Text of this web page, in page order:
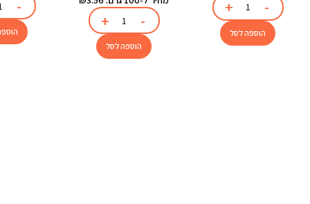
הוספה לסל
הוספה לסל